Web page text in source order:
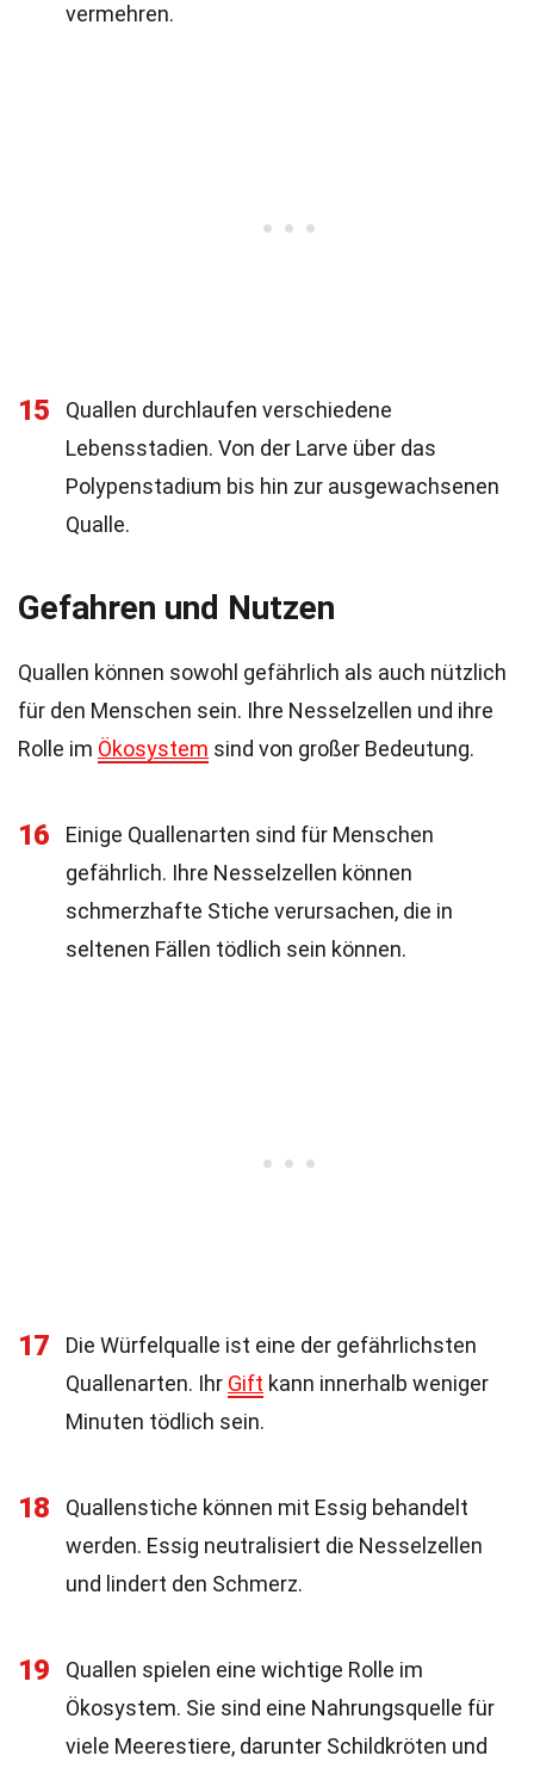
vermehren.
15
Quallen durchlaufen verschiedene
Lebensstadien. Von der Larve über das
Polypenstadium bis hin zur ausgewachsenen
Qualle.
Gefahren und Nutzen
Quallen können sowohl gefährlich als auch nützlich
für den Menschen sein. Ihre Nesselzellen und ihre
Rolle im Ökosystem sind von großer Bedeutung.
16
Einige Quallenarten sind für Menschen
gefährlich. Ihre Nesselzellen können
schmerzhafte Stiche verursachen, die in
seltenen Fällen tödlich sein können.
17
Die Würfelqualle ist eine der gefährlichsten
Quallenarten. Ihr Gift kann innerhalb weniger
Minuten tödlich sein.
18
Quallenstiche können mit Essig behandelt
werden. Essig neutralisiert die Nesselzellen
und lindert den Schmerz.
19
Quallen spielen eine wichtige Rolle im
Ökosystem. Sie sind eine Nahrungsquelle für
viele Meerestiere, darunter Schildkröten und